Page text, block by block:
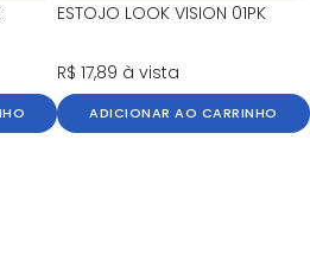
ESTOJO LOOK VISION 01PK
R$ 17,89 à vista
ADICIONAR AO CARRINHO